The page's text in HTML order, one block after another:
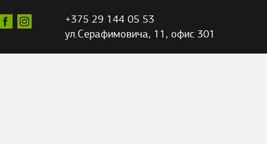
+375 29 144 05 53
ул.Серафимовича, 11, офис 301